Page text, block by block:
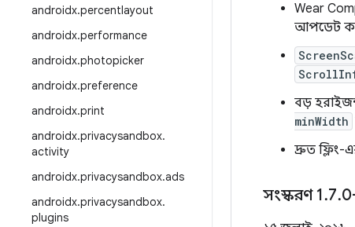
androidx.percentlayout
androidx.performance
androidx.photopicker
androidx.preference
androidx.print
androidx.privacysandbox.
activity
androidx.privacysandbox.ads
androidx.privacysandbox.
plugins
Wear
আপডেট
বড়
minWidth
দ্রুত ফ্লিং-
সংস্করণ 1.7.